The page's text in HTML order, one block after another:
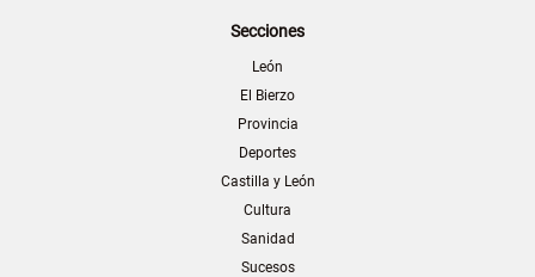
Secciones
León
El Bierzo
Provincia
Deportes
Castilla y León
Cultura
Sanidad
Sucesos